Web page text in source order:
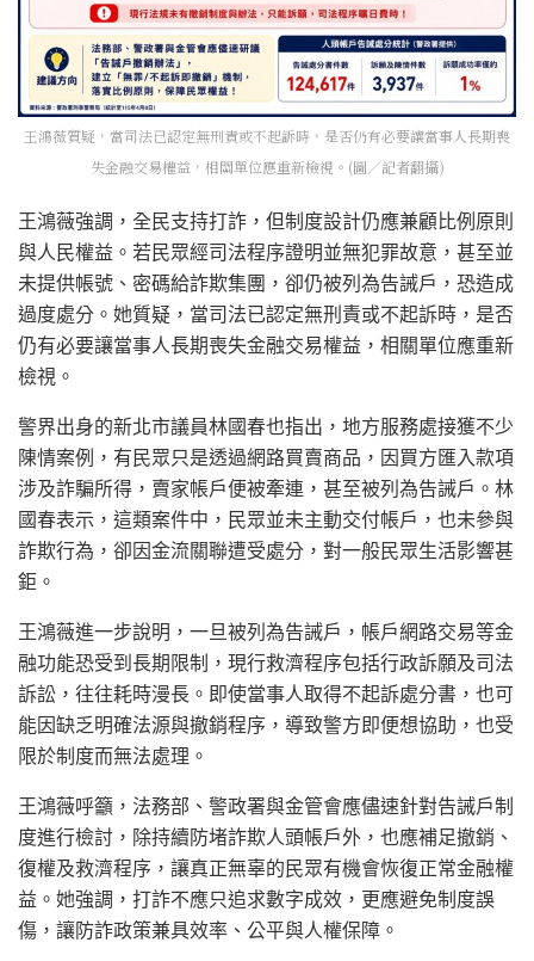
王鴻薇質疑，當司法已認定無刑責或不起訴時，是否仍有必要讓當事人長期喪
失金融交易權益，相關單位應重新檢視。(圖／記者翻攝)
王鴻薇強調，全民支持打詐，但制度設計仍應兼顧比例原則
與人民權益。若民眾經司法程序證明並無犯罪故意，甚至並
未提供帳號、密碼給詐欺集團，卻仍被列為告誡戶，恐造成
過度處分。她質疑，當司法已認定無刑責或不起訴時，是否
仍有必要讓當事人長期喪失金融交易權益，相關單位應重新
檢視。
警界出身的新北市議員林國春也指出，地方服務處接獲不少
陳情案例，有民眾只是透過網路買賣商品，因買方匯入款項
涉及詐騙所得，賣家帳戶便被牽連，甚至被列為告誡戶。林
國春表示，這類案件中，民眾並未主動交付帳戶，也未參與
詐欺行為，卻因金流關聯遭受處分，對一般民眾生活影響甚
鉅。
王鴻薇進一步說明，一旦被列為告誡戶，帳戶網路交易等金
融功能恐受到長期限制，現行救濟程序包括行政訴願及司法
訴訟，往往耗時漫長。即使當事人取得不起訴處分書，也可
能因缺乏明確法源與撤銷程序，導致警方即便想協助，也受
限於制度而無法處理。
王鴻薇呼籲，法務部、警政署與金管會應儘速針對告誡戶制
度進行檢討，除持續防堵詐欺人頭帳戶外，也應補足撤銷、
復權及救濟程序，讓真正無辜的民眾有機會恢復正常金融權
益。她強調，打詐不應只追求數字成效，更應避免制度誤
傷，讓防詐政策兼具效率、公平與人權保障。